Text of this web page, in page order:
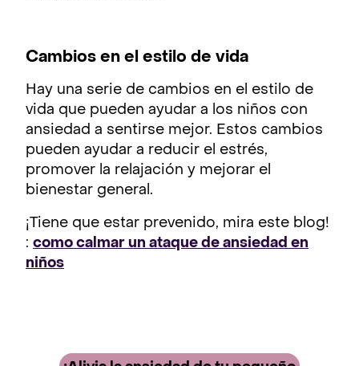
Cambios en el estilo de vida
Hay una serie de cambios en el estilo de
vida que pueden ayudar a los niños con
ansiedad a sentirse mejor. Estos cambios
pueden ayudar a reducir el estrés,
promover la relajación y mejorar el
bienestar general.
¡Tiene que estar prevenido, mira este blog!
: como calmar un ataque de ansiedad en
niños